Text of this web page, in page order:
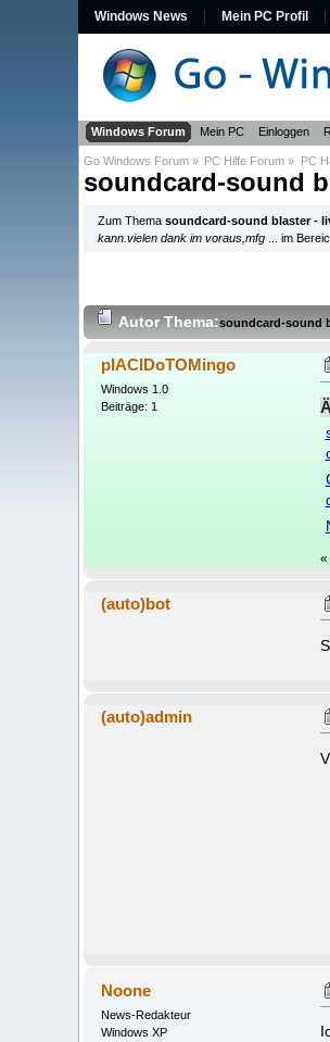
Windows News Mein PC Profil
Windows Forum Mein PC Einloggen
Go Windows Forum » PC Hilfe Forum » PC
soundcard-sound
Zum Themasoundcard-sound blaster -
kann.vielen dank im voraus,mfg
... im
AutorThema:soundcard-sound
plACIDoTOMingo
Windows 1.0
Beiträge: 1
«
(auto)bot
(auto)admin
Noone
News-Redakteur
Windows XP